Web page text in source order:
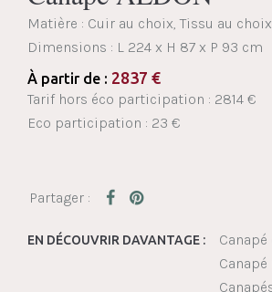
Matière : Cuir au choix, Tissu au choix
Dimensions : L 224 x H 87 x P 93 cm
À partir de : 2837 €
Tarif hors éco participation : 2814 €
Eco participation : 23 €
EN DÉCOUVRIR DAVANTAGE :